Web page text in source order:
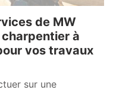
de MW
à
vos travaux
sur une